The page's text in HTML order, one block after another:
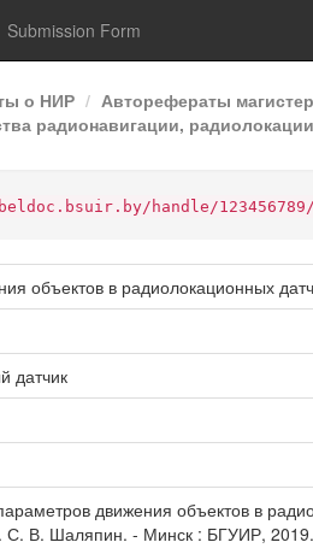
Submission Form
о НИР
Авторефераты
радионавигации,
handle/123456789/
объектов в радиолокационных
датчик
движения объектов в
С. В. Шаляпин. - Минск : БГУИР,